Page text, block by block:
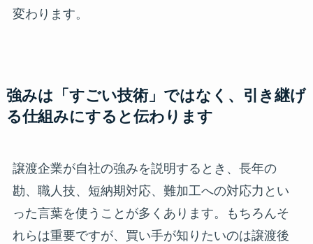
変わります。
強みは「すごい技術」ではなく、引き継げ
る仕組みにすると伝わります
譲渡企業が自社の強みを説明するとき、長年の
勘、職人技、短納期対応、難加工への対応力とい
った言葉を使うことが多くあります。もちろんそ
れらは重要ですが、買い手が知りたいのは譲渡後